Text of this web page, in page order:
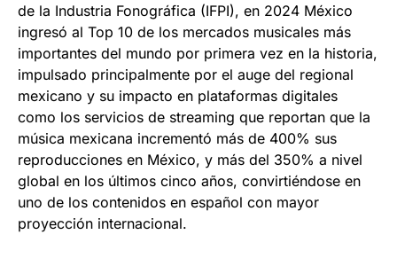
de la Industria Fonográfica (IFPI), en 2024 México
ingresó al Top 10 de los mercados musicales más
importantes del mundo por primera vez en la historia,
impulsado principalmente por el auge del regional
mexicano y su impacto en plataformas digitales
como los servicios de streaming que reportan que la
música mexicana incrementó más de 400% sus
reproducciones en México, y más del 350% a nivel
global en los últimos cinco años, convirtiéndose en
uno de los contenidos en español con mayor
proyección internacional.